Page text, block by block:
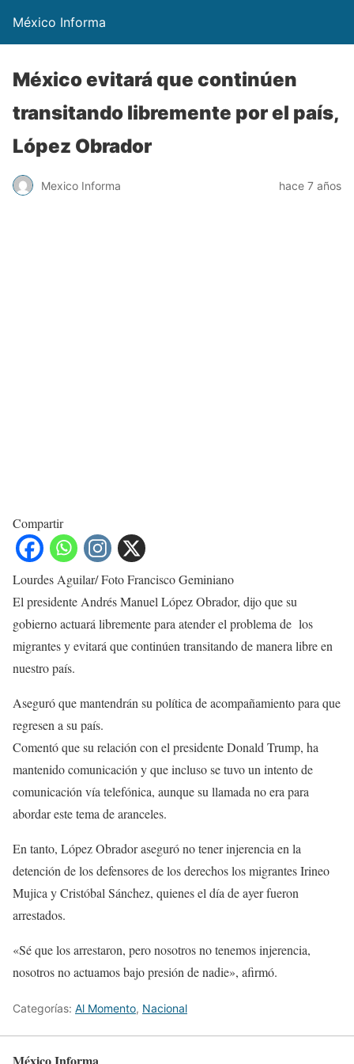
México Informa
México evitará que continúen
transitando libremente por el país,
López Obrador
Mexico Informa hace 7 años
Compartir
Lourdes Aguilar/ Foto Francisco Geminiano
El presidente Andrés Manuel López Obrador, dijo que su
gobierno actuará libremente para atender el problema de los
migrantes y evitará que continúen transitando de manera libre en
nuestro país.
Aseguró que mantendrán su política de acompañamiento para que
regresen a su país.
Comentó que su relación con el presidente Donald Trump, ha
mantenido comunicación y que incluso se tuvo un intento de
comunicación vía telefónica, aunque su llamada no era para
abordar este tema de aranceles.
En tanto, López Obrador aseguró no tener injerencia en la
detención de los defensores de los derechos los migrantes Irineo
Mujica y Cristóbal Sánchez, quienes el día de ayer fueron
arrestados.
«Sé que los arrestaron, pero nosotros no tenemos injerencia,
nosotros no actuamos bajo presión de nadie», afirmó.
Categorías: Al Momento, Nacional
México Informa